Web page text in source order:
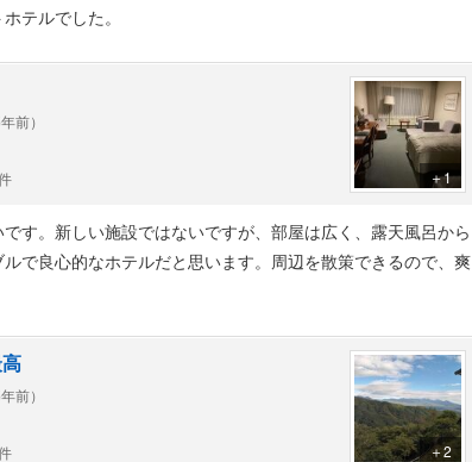
テルでした。
前）
＋1
す。新しい施設ではないですが、部屋は広く、露天風呂から
で良心的なホテルだと思います。周辺を散策できるので、爽
前）
＋2